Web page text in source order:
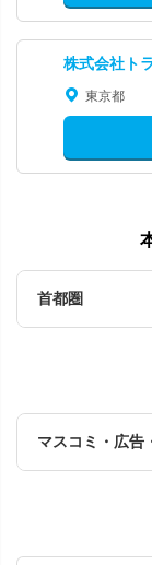
株式会社ト
東京都
首都圏
マスコミ・広告